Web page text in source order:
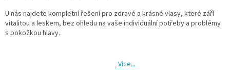
U nás najdete kompletní řešení pro zdravé a krásné vlasy, které září
vitalitou a leskem, bez ohledu na vaše individuální potřeby a problémy
s pokožkou hlavy.
Více...